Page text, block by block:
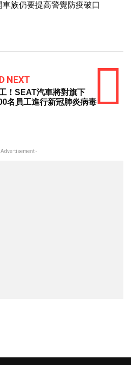
族仍要提高警覺防疫破口
NEXT
！SEAT汽車將對旗下
名員工進行新冠肺炎病毒
Advertisement -